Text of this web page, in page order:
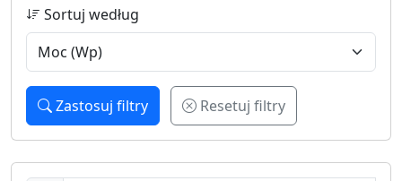
Sortuj według
Zastosuj filtry Resetuj filtry